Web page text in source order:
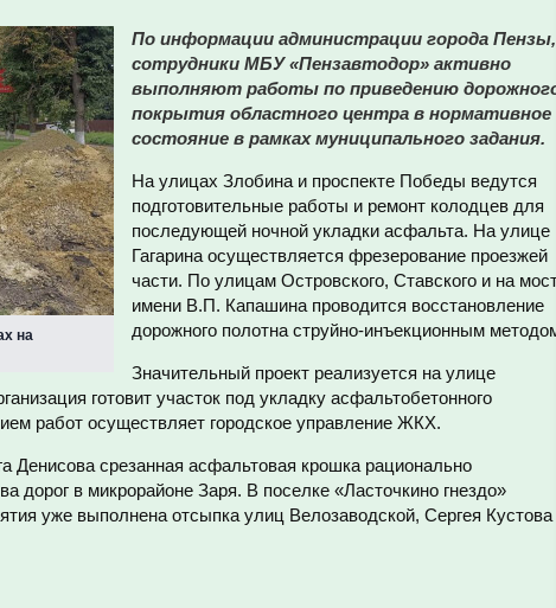
на
По информации администрации города Пензы,
сотрудники МБУ «Пензавтодор» активно
выполняют работы по приведению
покрытия областного центра в нормативное
состояние в рамках муниципального задания.
На улицах Злобина и проспекте Победы ведутся
подготовительные работы и ремонт колодцев для
последующей ночной укладки асфальта. На улице
Гагарина осуществляется фрезерование проезжей
части. По улицам Островского, Ставского и на
имени В.П. Капашина проводится восстановление
дорожного полотна струйно-инъекционным
Значительный проект реализуется на улице
готовит участок под укладку асфальтобетонного
работ осуществляет городское управление ЖКХ.
Денисова срезанная асфальтовая крошка рационально
дорог в микрорайоне Заря. В поселке «Ласточкино гнездо»
уже выполнена отсыпка улиц Велозаводской, Сергея Кустова